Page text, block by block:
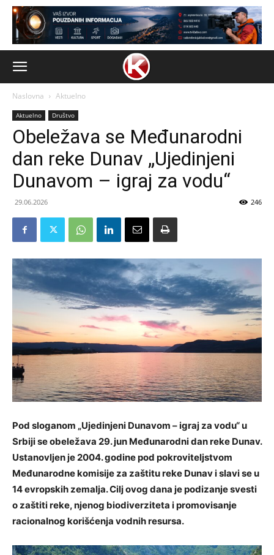
Naslovna Aktuelno
Aktuelno Društvo
Obeležava se Međunarodni
dan reke Dunav „Ujedinjeni
Dunavom – igraj za vodu“
29.06.2026 246
Pod sloganom „Ujedinjeni Dunavom – igraj za vodu“ u
Srbiji se obeležava 29. jun Međunarodni dan reke Dunav.
Ustanovljen je 2004. godine pod pokroviteljstvom
Međunarodne komisije za zaštitu reke Dunav i slavi se u
14 evropskih zemalja. Cilj ovog dana je podizanje svesti
o zaštiti reke, njenog biodiverziteta i promovisanje
racionalnog korišćenja vodnih resursa.